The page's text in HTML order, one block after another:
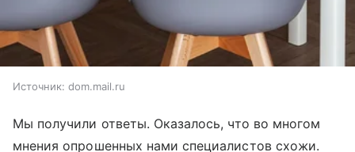
Источник: dom.mail.ru
Мы получили ответы. Оказалось, что во многом
мнения опрошенных нами специалистов схожи.